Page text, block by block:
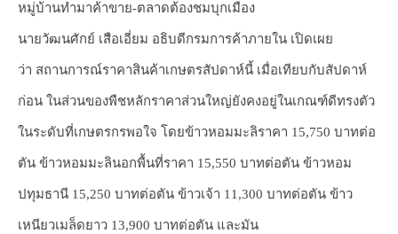
หมู่บ้านทำมาค้าขาย-ตลาดต้องชมบุกเมือง
นายวัฒนศักย์ เสือเอี่ยม อธิบดีกรมการค้าภายใน เปิดเผย
ว่า สถานการณ์ราคาสินค้าเกษตรสัปดาห์นี้ เมื่อเทียบกับสัปดาห์
ก่อน ในส่วนของพืชหลักราคาส่วนใหญ่ยังคงอยู่ในเกณฑ์ดีทรงตัว
ในระดับที่เกษตรกรพอใจ โดยข้าวหอมมะลิราคา 15,750 บาทต่อ
ตัน ข้าวหอมมะลินอกพื้นที่ราคา 15,550 บาทต่อตัน ข้าวหอม
ปทุมธานี 15,250 บาทต่อตัน ข้าวเจ้า 11,300 บาทต่อตัน ข้าว
เหนียวเมล็ดยาว 13,900 บาทต่อตัน และมัน